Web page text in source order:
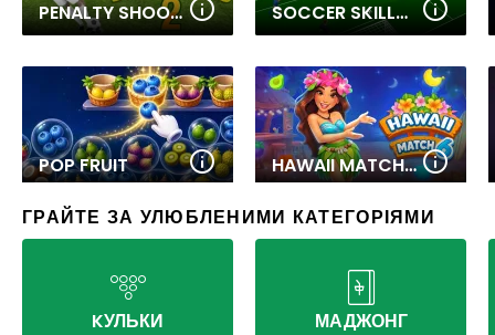
PENALTY SHOOTERS 2 SOCCER SKILLS CUP 2022
POP FRUIT HAWAII MATCH 6
ГРАЙТЕ ЗА УЛЮБЛЕНИМИ КАТЕГОРІЯМИ
KУЛЬКИ МАДЖОНГ